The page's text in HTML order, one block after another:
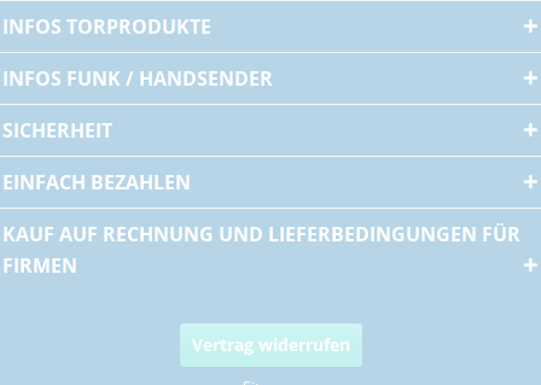
INFOS TORPRODUKTE
INFOS FUNK / HANDSENDER
SICHERHEIT
EINFACH BEZAHLEN
KAUF AUF RECHNUNG UND LIEFERBEDINGUNGEN FÜR
FIRMEN
Vertrag widerrufen